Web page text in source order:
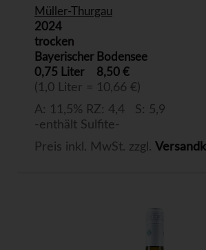
Müller-Thurgau
2024
trocken
Bayerischer Bodensee
0,75 Liter
8,50 €
(1,0 Liter = 10,66 €)
A: 11,5% RZ: 4,4 S: 5,9
-enthält Sulfite-
Preis inkl. MwSt. zzgl.